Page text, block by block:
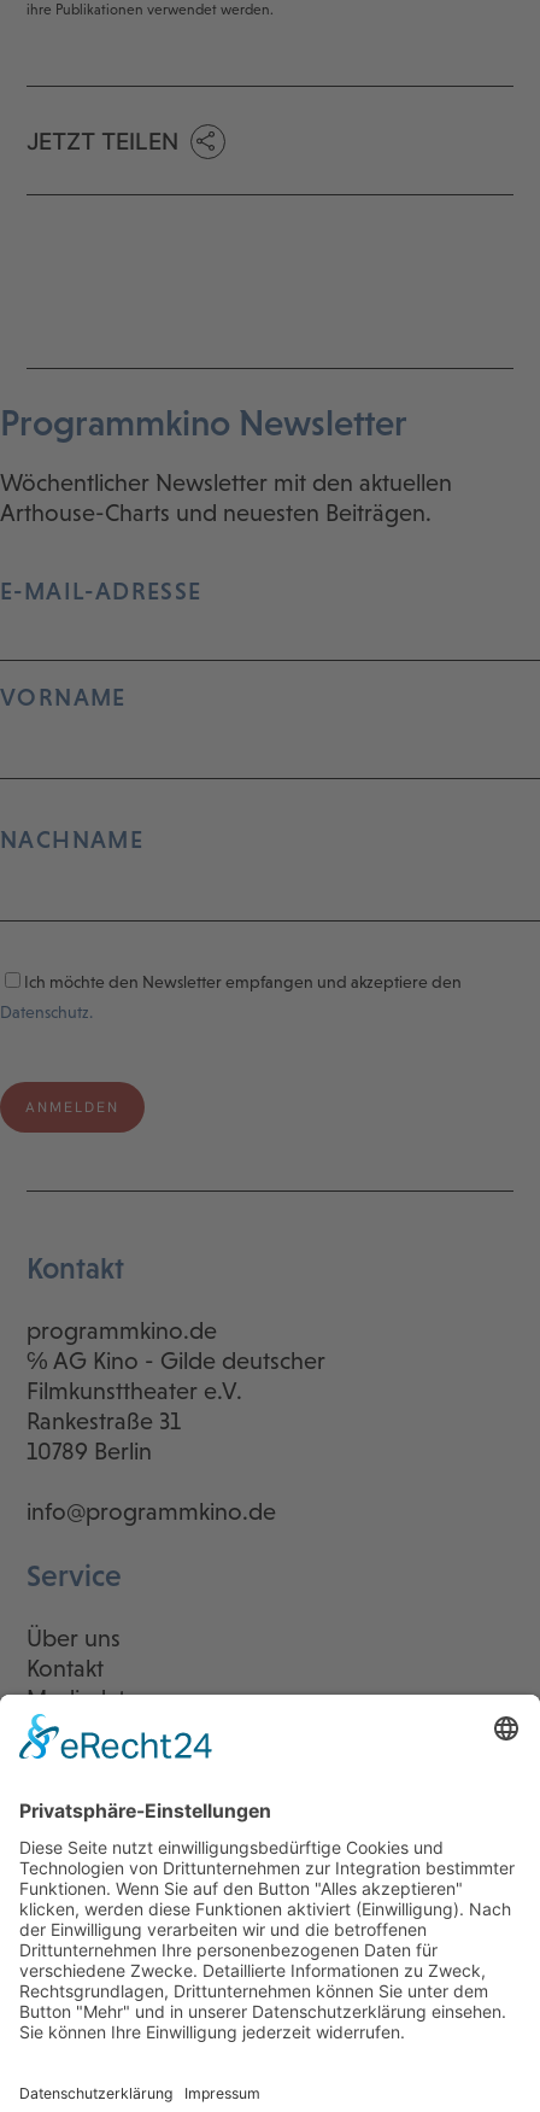
ihre Publikationen verwendet werden.
JETZT TEILEN
Programmkino Newsletter
Wöchentlicher Newsletter mit den aktuellen
Arthouse-Charts und neuesten Beiträgen.
E-MAIL-ADRESSE
VORNAME
NACHNAME
Ich möchte den Newsletter empfangen und akzeptiere den
Datenschutz.
Kontakt
programmkino.de
℅ AG Kino - Gilde deutscher
Filmkunsttheater e.V.
Rankestraße 31
10789 Berlin
info@programmkino.de
Service
Über uns
Kontakt
Mediadaten
Newsletter
LogIn
Legal
Impressum
Datenschutzerklärung
Cookie-Einstellungen